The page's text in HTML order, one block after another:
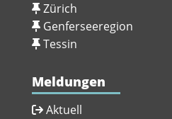
Zürich
Genferseeregion
Tessin
Meldungen
Aktuell